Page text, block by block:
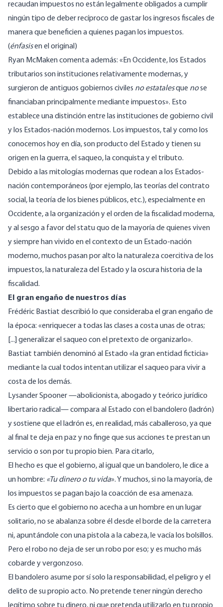
recaudan impuestos no están legalmente obligados a cumplir
ningún tipo de deber recíproco de gastar los ingresos fiscales de
manera que beneficien a quienes pagan los impuestos.
(énfasisen el original)
Ryan McMakencomenta además: «En Occidente, los Estados
tributarios son instituciones relativamente modernas, y
surgieron de antiguos gobiernos civiles no estatalesque nose
financiaban principalmente mediante impuestos». Esto
establece una distinción entre las instituciones de gobierno civil
y los Estados-nación modernos. Los impuestos, tal y como los
conocemos hoy en día, son producto del Estado y tienen su
origen en la guerra, el saqueo, la conquista y el tributo.
Debido a las mitologías modernas que rodean a los Estados-
nación contemporáneos (por ejemplo, las teorías del contrato
social, la teoría de los bienes públicos, etc.), especialmente en
Occidente, a la organización y el orden de la fiscalidad moderna,
y al sesgo a favor del statu quo de la mayoría de quienes viven
y siempre han vivido en el contexto de un Estado-nación
moderno, muchos pasan por alto la naturaleza coercitiva de los
impuestos, la naturaleza del Estado y la oscura historia de la
fiscalidad.
El gran engaño de nuestros días
Frédéric Bastiat describió lo que consideraba el gran engaño de
la época: «enriquecer a todas las clases a costa unas de otras;
[...] generalizar el saqueo con el pretexto de organizarlo».
Bastiat tambiéndenominó al Estado «la gran entidad ficticia»
mediante la cual todos intentan utilizar el saqueo para vivir a
costa de los demás.
Lysander Spooner —abolicionista, abogado y teórico jurídico
libertario radical— compara al Estado con el bandolero (ladrón)
y sostiene que el ladrón es, en realidad, más caballeroso, ya que
al final te deja en paz y no finge que sus acciones te prestan un
servicio o son por tu propio bien. Paracitarlo,
El hecho es que el gobierno, al igual que un bandolero, le dice a
un hombre: «Tu dinero o tu vida». Y muchos, si no la mayoría, de
los impuestos se pagan bajo la coacción de esa amenaza.
Es cierto que el gobierno no acecha a un hombre en un lugar
solitario, no se abalanza sobre él desde el borde de la carretera
ni, apuntándole con una pistola a la cabeza, le vacía los bolsillos.
Pero el robo no deja de ser un robo por eso; y es mucho más
cobarde y vergonzoso.
El bandolero asume por sí solo la responsabilidad, el peligro y el
delito de su propio acto. No pretende tener ningún derecho